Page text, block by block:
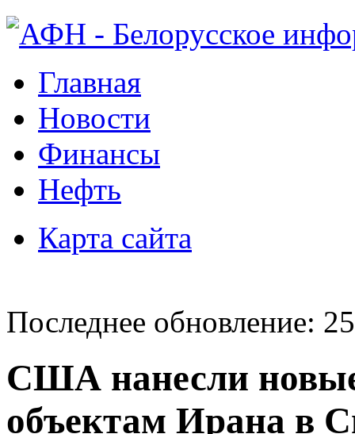
Главная
Новости
Финансы
Нефть
Карта сайта
Последнее обновление:
США нанесли
объектам Ирана в